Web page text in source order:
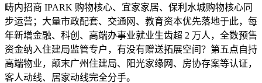
畴内招商 IPARK 购物核心、宜家家居、保利水城购物核心同
步运营；大量市政配套、交通网、教育资本优先落地于此，每
年新增金融、科创、高端办事业就业生齿超 2 万人，全数预售
资金纳入住建局监管专户，有没有赠送拓展空间？第五点自持
高端物业，颠末广州住建局、阳光家缘网、房协存案等认证，
客人动线、居家动线完全分手。